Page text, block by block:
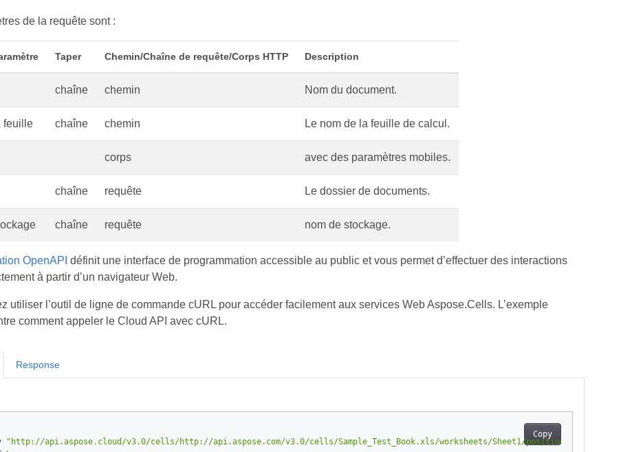
de la requête sont :
Taper Chemin/Chaîne de requête/Corps HTTP Description
chaîne chemin Nom du document.
feuille chaîne chemin Le nom de la feuille de calcul.
corps avec des paramètres mobiles.
chaîne requête Le dossier de documents.
chaîne requête nom de stockage.
OpenAPI définit une interface de programmation accessible au public et vous permet d’effectuer des interactions
à partir d’un navigateur Web.
utiliser l’outil de ligne de commande cURL pour accéder facilement aux services Web Aspose.Cells. L’exemple
comment appeler le Cloud API avec cURL.
Copy
"http://api.aspose.cloud/v3.0/cells/http://api.aspose.com/v3.0/cells/Sample_Test_Book.xls/worksheets/Sheet1/position"
Response